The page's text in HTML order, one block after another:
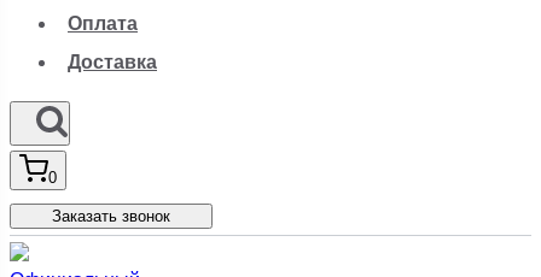
Оплата
Доставка
0
Заказать звонок